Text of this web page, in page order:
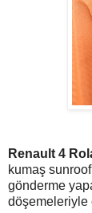
Renault 4
kumaş
gönderme
döşemeleriyle